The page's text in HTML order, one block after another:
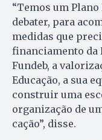
“Temos um
debater, para
medidas que
financiamento da
Fundeb, a
Educação, a sua
construir uma
organização de
cação”, disse.